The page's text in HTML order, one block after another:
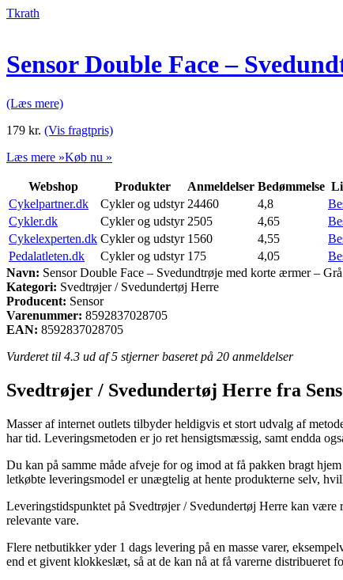
Tkrath
Sensor Double Face –
(Læs mere)
179 kr. (Vis fragtpris)
Læs mere »Køb nu »
Webshop Produkter Anmeldelser Bedømmelse
Cykelpartner.dk
Cykler og udstyr 24460 4,8
Cykler.dk
Cykler og udstyr 2505 4,65
Cykelexperten.dk Cykler og udstyr 1560 4,55
Pedalatleten.dk
Cykler og udstyr 175 4,05
Navn: Sensor Double Face – Svedundtrøje med korte ærmer – Grå
Kategori: Svedtrøjer / Svedundertøj Herre
Producent: Sensor
Varenummer: 8592837028705
EAN: 8592837028705
Vurderet til 4.3 ud af 5 stjerner baseret på 20 anmeldelser
Svedtrøjer / Svedundertøj Herre fra
Masser af internet outlets tilbyder heldigvis et stort udvalg af
har tid. Leveringsmetoden er jo ret hensigtsmæssig, samt endda
Du kan på samme måde afveje for og imod at få pakken bragt
letkøbte leveringsmodel er unægtelig at hente produkterne selv,
Leveringstidspunktet på Svedtrøjer / Svedundertøj Herre kan være
relevante vare.
Flere netbutikker yder 1 dags levering på en masse varer,
end et givent klokkeslæt, så at de kan nå at få varerne distribueret